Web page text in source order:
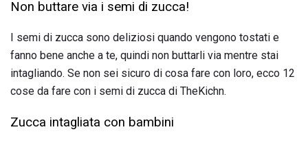
Non buttare via i semi di zucca!
I semi di zucca sono deliziosi quando vengono tostati e
fanno bene anche a te, quindi non buttarli via mentre stai
intagliando. Se non sei sicuro di cosa fare con loro, ecco 12
cose da fare con i semi di zucca di TheKichn.
Zucca intagliata con bambini